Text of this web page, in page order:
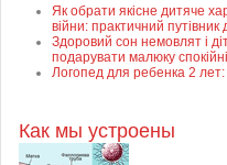
Як обрати якісне дитяче
війни: практичний путівник
Здоровий сон немовлят і
подарувати малюку спокійні
Логопед для ребенка 2
Как мы устроены